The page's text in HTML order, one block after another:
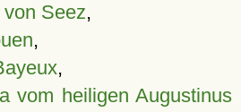
Seez,
,
,
vom heiligen Augustinus